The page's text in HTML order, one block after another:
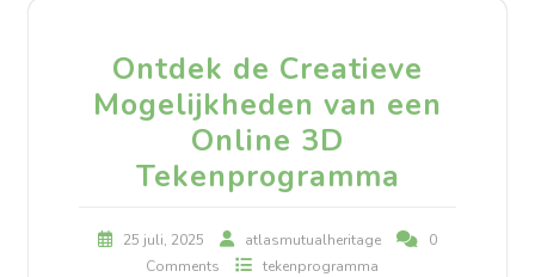
Ontdek de Creatieve
Mogelijkheden van een
Online 3D
Tekenprogramma
25 juli, 2025 atlasmutualheritage
0
Comments
tekenprogramma